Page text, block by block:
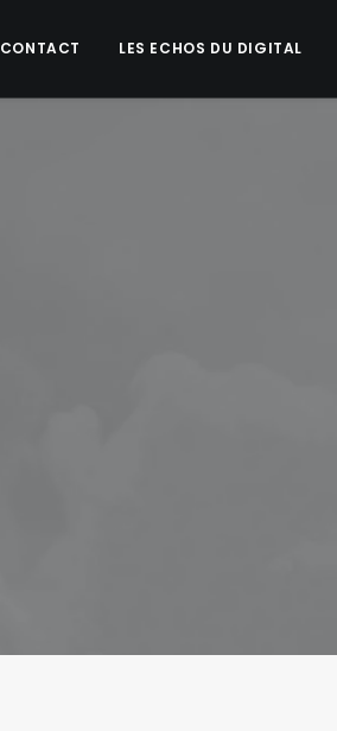
CONTACT LES ECHOS DU DIGITAL